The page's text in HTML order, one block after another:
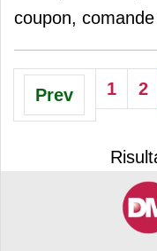
coupon,
Prev 1 2